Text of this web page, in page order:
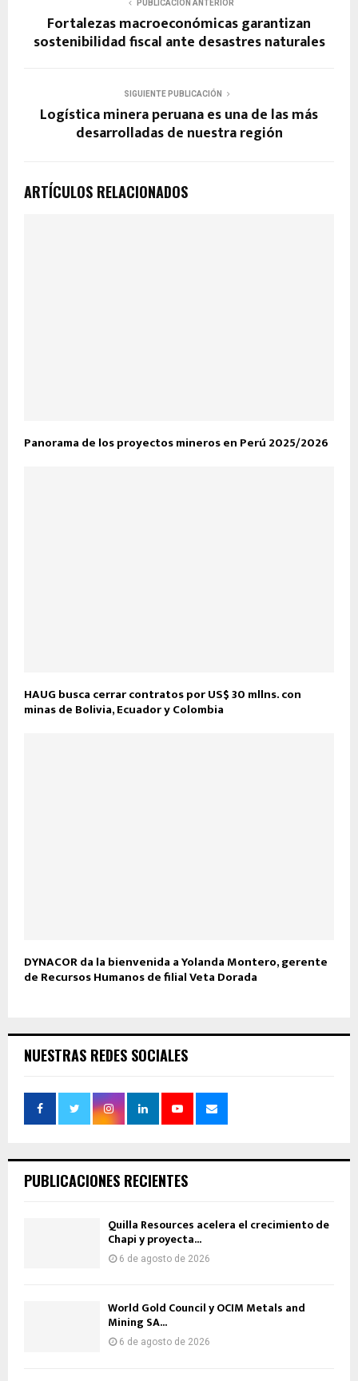
PUBLICACIÓN ANTERIOR
Fortalezas macroeconómicas garantizan
sostenibilidad fiscal ante desastres naturales
SIGUIENTE PUBLICACIÓN
Logística minera peruana es una de las más
desarrolladas de nuestra región
ARTÍCULOS RELACIONADOS
Panorama de los proyectos mineros en Perú 2025/2026
HAUG busca cerrar contratos por US$ 30 mllns. con
minas de Bolivia, Ecuador y Colombia
DYNACOR da la bienvenida a Yolanda Montero, gerente
de Recursos Humanos de filial Veta Dorada
NUESTRAS REDES SOCIALES
PUBLICACIONES RECIENTES
Quilla Resources acelera el crecimiento de
Chapi y proyecta...
6 de agosto de 2026
World Gold Council y OCIM Metals and
Mining SA...
6 de agosto de 2026